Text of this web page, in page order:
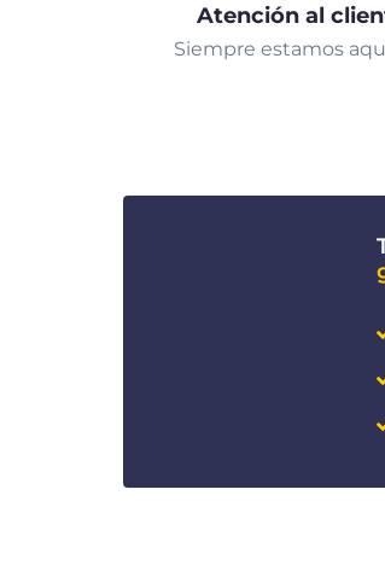
Atención al
Siempre estamos